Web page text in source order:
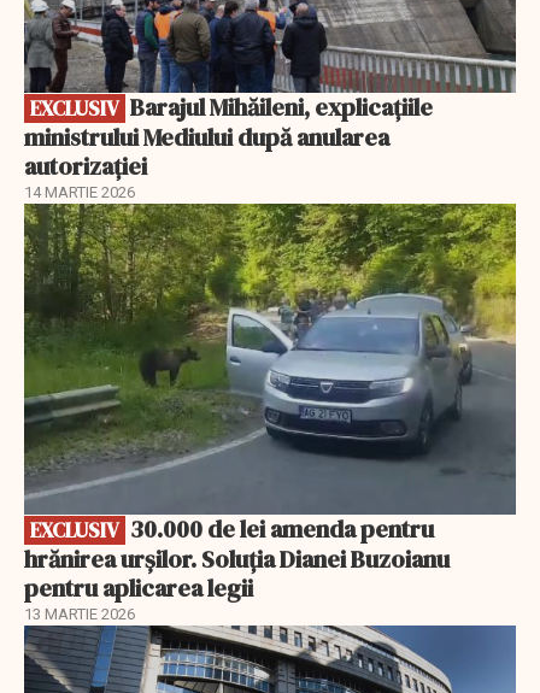
EXCLUSIV
ministrului Mediului după anularea
autorizației
14 MARTIE 2026
EXCLUSIV
EXCLUSIV
hrănirea urșilor. Soluția Dianei Buzoianu
pentru aplicarea legii
13 MARTIE 2026